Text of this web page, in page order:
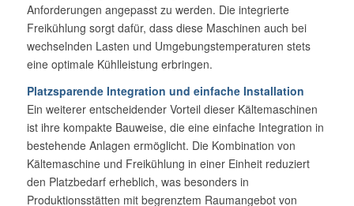
Anforderungen angepasst zu werden. Die integrierte
Freikühlung sorgt dafür, dass diese Maschinen auch bei
wechselnden Lasten und Umgebungstemperaturen stets
eine optimale Kühlleistung erbringen.
Platzsparende Integration und einfache Installation
Ein weiterer entscheidender Vorteil dieser Kältemaschinen
ist ihre kompakte Bauweise, die eine einfache Integration in
bestehende Anlagen ermöglicht. Die Kombination von
Kältemaschine und Freikühlung in einer Einheit reduziert
den Platzbedarf erheblich, was besonders in
Produktionsstätten mit begrenztem Raumangebot von